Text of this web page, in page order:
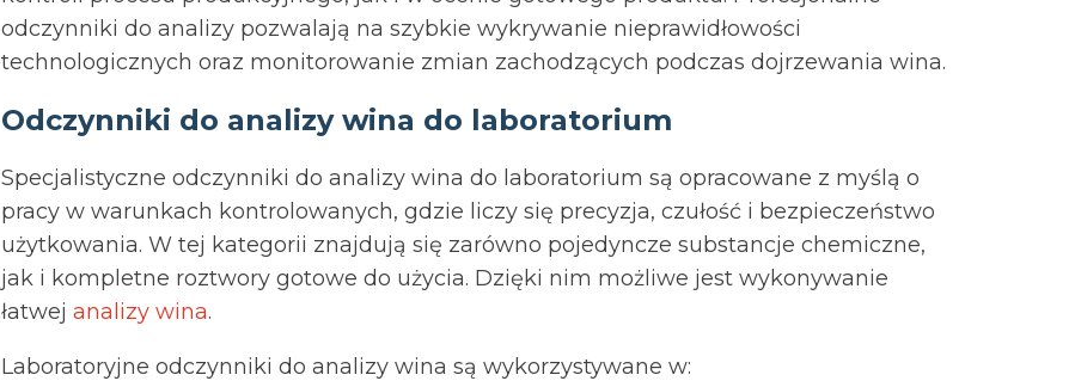
odczynniki do analizy pozwalają na szybkie wykrywanie nieprawidłowości
technologicznych oraz monitorowanie zmian zachodzących podczas dojrzewania wina.
Odczynniki do analizy wina do laboratorium
Specjalistyczne odczynniki do analizy wina do laboratorium są opracowane z myślą o
pracy w warunkach kontrolowanych, gdzie liczy się precyzja, czułość i bezpieczeństwo
użytkowania. W tej kategorii znajdują się zarówno pojedyncze substancje chemiczne,
jak i kompletne roztwory gotowe do użycia. Dzięki nim możliwe jest wykonywanie
łatwej analizy wina.
Laboratoryjne odczynniki do analizy wina są wykorzystywane w: